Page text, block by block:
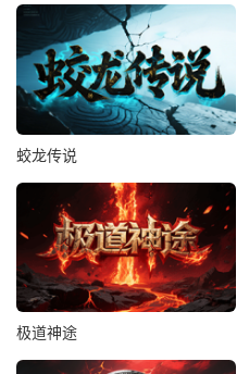
蛟龙传说
极道神途